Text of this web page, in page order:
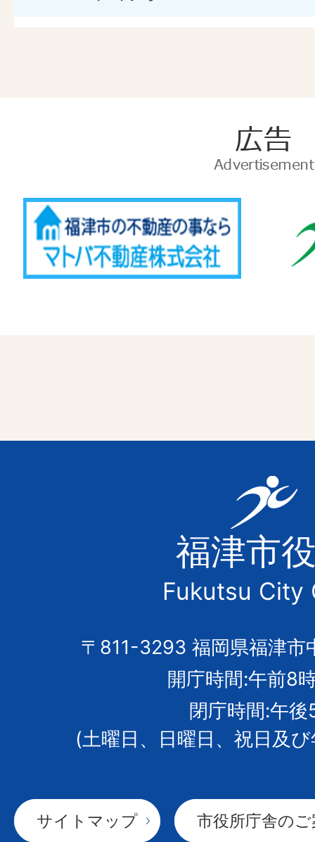
告
福
津
市
の
市
章
福津市
Fukutsu City
〒811-3293 福岡県福津市
開庁時間:午前8
閉庁時間:午後
(土曜日、日曜日、祝日及
サイトマップ 市役所庁舎の